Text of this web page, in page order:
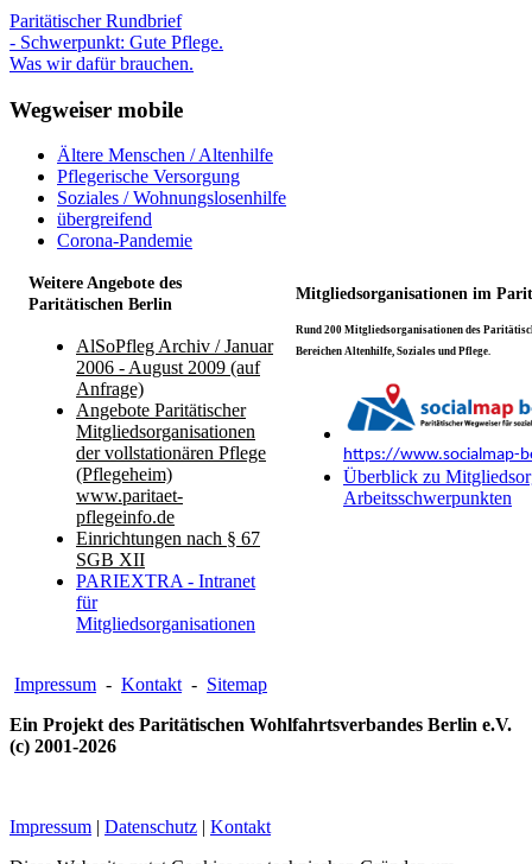
Paritätischer Rundbrief
- Schwerpunkt: Gute Pflege.
Was wir dafür brauchen.
Wegweiser mobile
Ältere Menschen / Altenhilfe
Pflegerische Versorgung
Soziales / Wohnungslosenhilfe
übergreifend
Corona-Pandemie
Weitere Angebote des
Paritätischen Berlin
Mitgliedsorganisationen im
AlSoPfleg Archiv / Januar
2006 - August 2009 (auf
Anfrage)
Angebote Paritätischer
Mitgliedsorganisationen
der vollstationären Pflege
(Pflegeheim)
www.paritaet-
pflegeinfo.de
Einrichtungen nach § 67
SGB XII
PARIEXTRA - Intranet
für
Mitgliedsorganisationen
Rund 200 Mitgliedsorganisationen des
Bereichen Altenhilfe, Soziales und Pflege.
https://www.socialmap-
Überblick zu
Arbeitsschwerpunkten
Impressum - Kontakt - Sitemap
Ein Projekt des Paritätischen Wohlfahrtsverbandes Berlin e.V.
(c) 2001-2026
Impressum | Datenschutz | Kontakt